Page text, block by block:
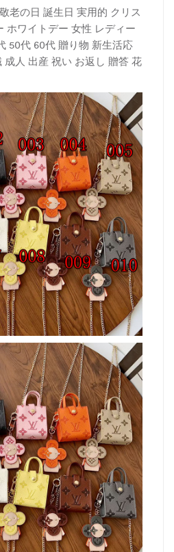
老の日 誕生日 実用的 クリス
ホワイトデー 女性 レディー
50代 60代 贈り物 新生活応
人 出産 祝い お返し 贈答 花